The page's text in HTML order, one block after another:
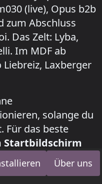
(live), Opus b2b
zum Abschluss
Das Zelt: Lyba,
Im MDF ab
Laxberger
your phone
solange du
Für das beste
Startbildschirm
Version
installiert – wie
Über uns